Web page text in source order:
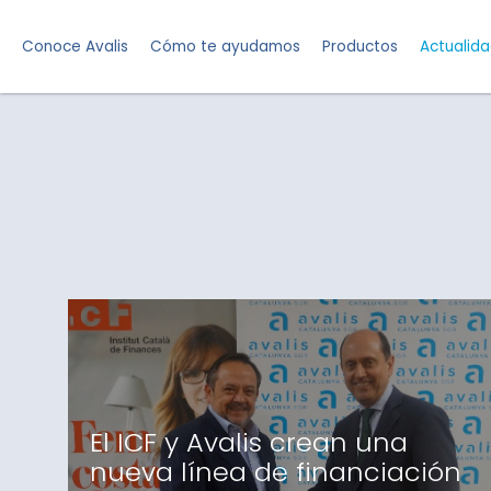
Conoce Avalis Cómo te ayudamos Productos
El ICF y Avalis crean una
nueva línea de financiación